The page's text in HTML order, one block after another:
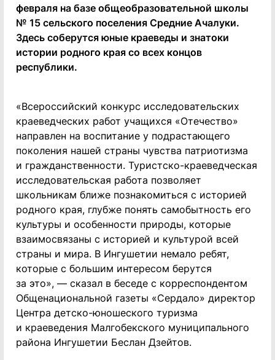
февраля на базе общеобразовательной школы
№ 15 сельского поселения Средние Ачалуки.
Здесь соберутся юные краеведы и знатоки
истории родного края со всех концов
республики.
«Всероссийский конкурс исследовательских
краеведческих работ учащихся «Отечество»
направлен на воспитание у подрастающего
поколения нашей страны чувства патриотизма
и гражданственности. Туристско-краеведческая
исследовательская работа позволяет
школьникам ближе познакомиться с историей
родного края, глубже понять самобытность его
культуры и особенности природы, которые
взаимосвязаны с историей и культурой всей
страны и мира. В Ингушетии немало ребят,
которые с большим интересом берутся
за это», — сказал в беседе с корреспондентом
Общенациональной газеты «Сердало» директор
Центра детско-юношеского туризма
и краеведения Малгобекского муниципального
района Ингушетии Беслан Дзейтов.